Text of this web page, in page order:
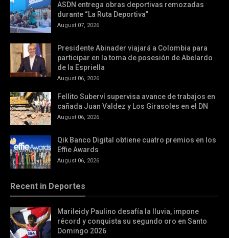
ASDN entrega obras deportivas remozadas
durante “La Ruta Deportiva”
August 07, 2026
Presidente Abinader viajará a Colombia para
participar en la toma de posesión de Abelardo
de la Espriella
August 06, 2026
Fellito Suberví supervisa avance de trabajos en
cañada Juan Valdez y Los Girasoles en el DN
August 06, 2026
Qik Banco Digital obtiene cuatro premios en los
Effie Awards
August 06, 2026
Recent in Deportes
Marileidy Paulino desafía la lluvia, impone
récord y conquista su segundo oro en Santo
Domingo 2026